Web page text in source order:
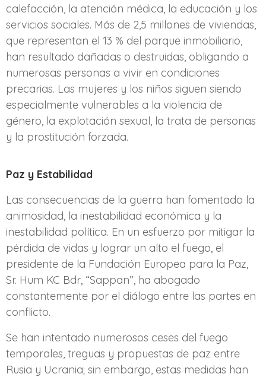
calefacción, la atención médica, la educación y los
servicios sociales. Más de 2,5 millones de viviendas,
que representan el 13 % del parque inmobiliario,
han resultado dañadas o destruidas, obligando a
numerosas personas a vivir en condiciones
precarias. Las mujeres y los niños siguen siendo
especialmente vulnerables a la violencia de
género, la explotación sexual, la trata de personas
y la prostitución forzada.
Paz y Estabilidad
Las consecuencias de la guerra han fomentado la
animosidad, la inestabilidad económica y la
inestabilidad política. En un esfuerzo por mitigar la
pérdida de vidas y lograr un alto el fuego, el
presidente de la Fundación Europea para la Paz,
Sr. Hum KC Bdr, “Sappan”, ha abogado
constantemente por el diálogo entre las partes en
conflicto.
Se han intentado numerosos ceses del fuego
temporales, treguas y propuestas de paz entre
Rusia y Ucrania; sin embargo, estas medidas han